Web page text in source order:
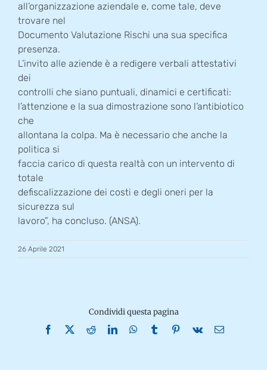
all’organizzazione aziendale e, come tale, deve
trovare nel
Documento Valutazione Rischi una sua specifica
presenza.
L’invito alle aziende è a redigere verbali attestativi
dei
controlli che siano puntuali, dinamici e certificati:
l’attenzione e la sua dimostrazione sono l’antibiotico
che
allontana la colpa. Ma è necessario che anche la
politica si
faccia carico di questa realtà con un intervento di
totale
defiscalizzazione dei costi e degli oneri per la
sicurezza sul
lavoro”, ha concluso. (ANSA).
26 Aprile 2021
Condividi questa pagina
Facebook
X RedditLinkedInWhatsApp
TumblrPinterest
Vk Email